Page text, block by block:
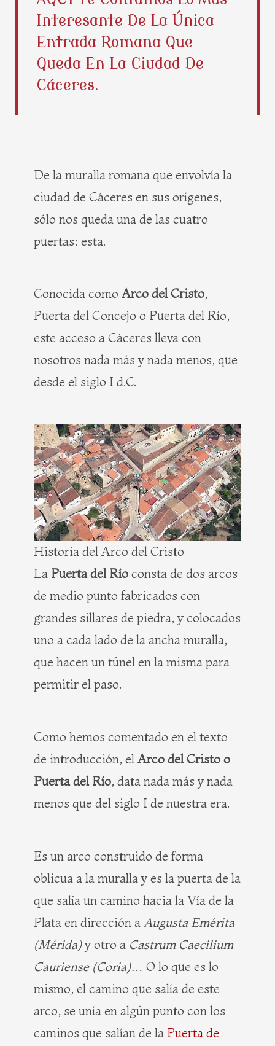
b
o
o
k
i
t
t
r
e
r
e
s
t
a
g
r
a
m
Interesante De La Única
Entrada Romana Que
Queda En La Ciudad De
Cáceres.
De la muralla romana que envolvía la
ciudad de Cáceres en sus orígenes,
sólo nos queda una de las cuatro
puertas: esta.
Conocida como Arco del Cristo,
Puerta del Concejo o Puerta del Río,
este acceso a Cáceres lleva con
nosotros nada más y nada menos, que
desde el siglo I d.C.
Historia del Arco del Cristo
La Puerta del Río consta de dos arcos
de medio punto fabricados con
grandes sillares de piedra, y colocados
uno a cada lado de la ancha muralla,
que hacen un túnel en la misma para
permitir el paso.
Como hemos comentado en el texto
de introducción, el Arco del Cristo o
Puerta del Río, data nada más y nada
menos que del siglo I de nuestra era.
Es un arco construido de forma
oblicua a la muralla y es la puerta de la
que salía un camino hacia la Vía de la
Plata en dirección a Augusta Emérita
(Mérida) y otro a Castrum Caecilium
Cauriense (Coria)… O lo que es lo
mismo, el camino que salía de este
arco, se unía en algún punto con los
caminos que salían de la Puerta de